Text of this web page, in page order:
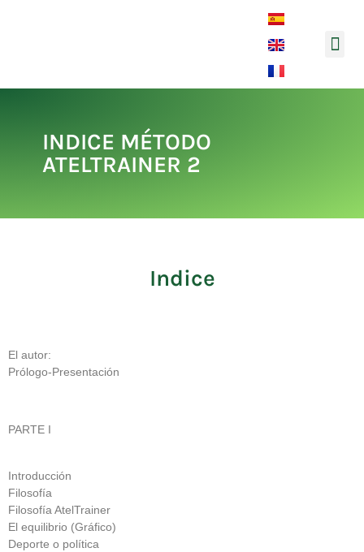
INDICE MÉTODO
ATELTRAINER 2
Indice
El autor:
Prólogo-Presentación
PARTE I
Introducción
Filosofía
Filosofía AtelTrainer
El equilibrio (Gráfico)
Deporte o política